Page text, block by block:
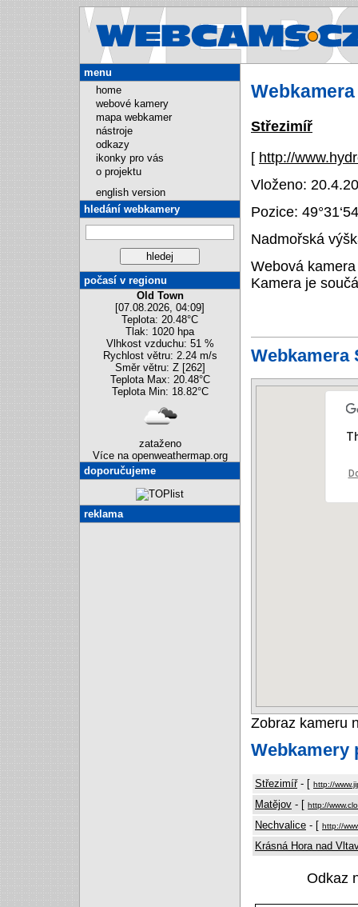
Střezimíř
[ http://
Vloženo:
Pozice:
Nadmořská
Webová
Kamera je
Webkamera
Zobraz kameru
Webkamery
Střezimíř- [ http://
Matějov - [ http://
Nechvalice - [ http://
Krásná Hora nad
Odkaz
menu
home
webové kamery
mapa webkamer
nástroje
odkazy
ikonky pro vás
o projektu
english version
hledání webkamery
počasí v regionu
Old Town
[07.08.2026, 04:09]
Teplota: 20.48°C
Tlak: 1020 hpa
Vlhkost vzduchu: 51 %
Rychlost větru: 2.24 m/s
Směr větru: Z [262]
Teplota Max: 20.48°C
Teplota Min: 18.82°C
zataženo
Více na openweathermap.org
doporučujeme
reklama